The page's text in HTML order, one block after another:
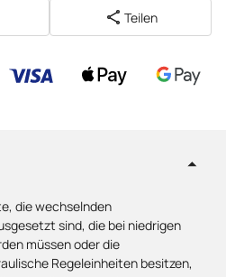
Teilen
die wechselnden
sind, die bei niedrigen
müssen oder die
Regeleinheiten besitzen,